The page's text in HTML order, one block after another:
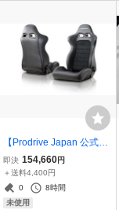
【Prodrive Japan 公式プ
ロショップ】ツーリング
シート 本革仕様 リクライ
ニング 受注生産 送料別途
即決 154,660円
＋送料4,400円
0
8時間
未使用